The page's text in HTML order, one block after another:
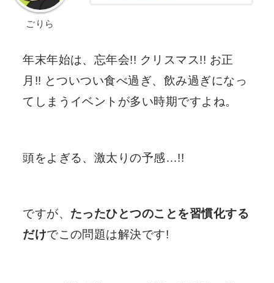
ごりら
年末年始は、 忘年会!! クリスマス!! お正
月!! とついつい食べ過ぎ、飲み過ぎになっ
てしまうイベントが多い時期ですよね。
頭をよぎる、 激太りの予感…!!
ですが、 たったひとつのことを習慣化する
だけでこの問題は解決です!